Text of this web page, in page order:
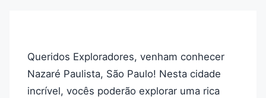
Queridos Exploradores, venham conhecer
Nazaré Paulista, São Paulo! Nesta cidade
incrível, vocês poderão explorar uma rica